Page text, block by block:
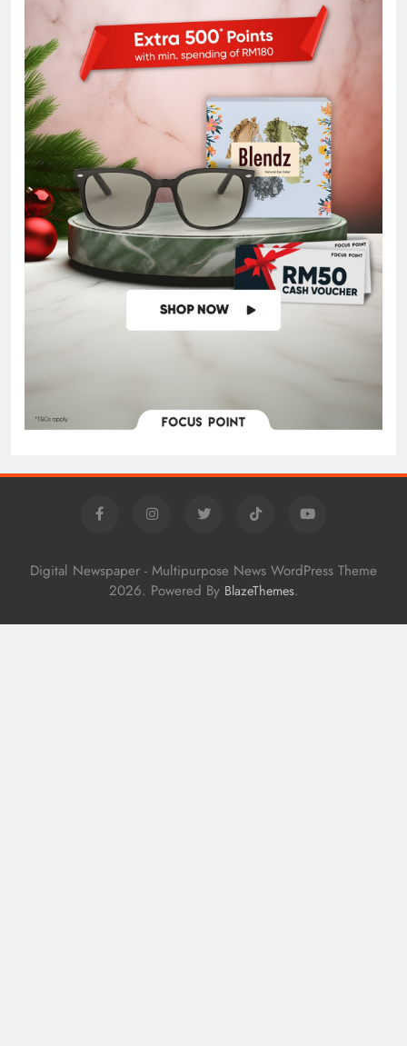
Digital Newspaper - Multipurpose News WordPress Theme
2026. Powered By BlazeThemes.